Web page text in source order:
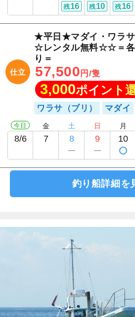
残16 残10 残16
仕立
★平日★マダイ・ワラ
☆レンタル無料☆☆＝各
り＝
57,500 円/隻
3,000ポイント
ワラサ（ブリ） マダイ
今日
8/6
金
7
土
8
日
9
月
10
釣り船詳細を